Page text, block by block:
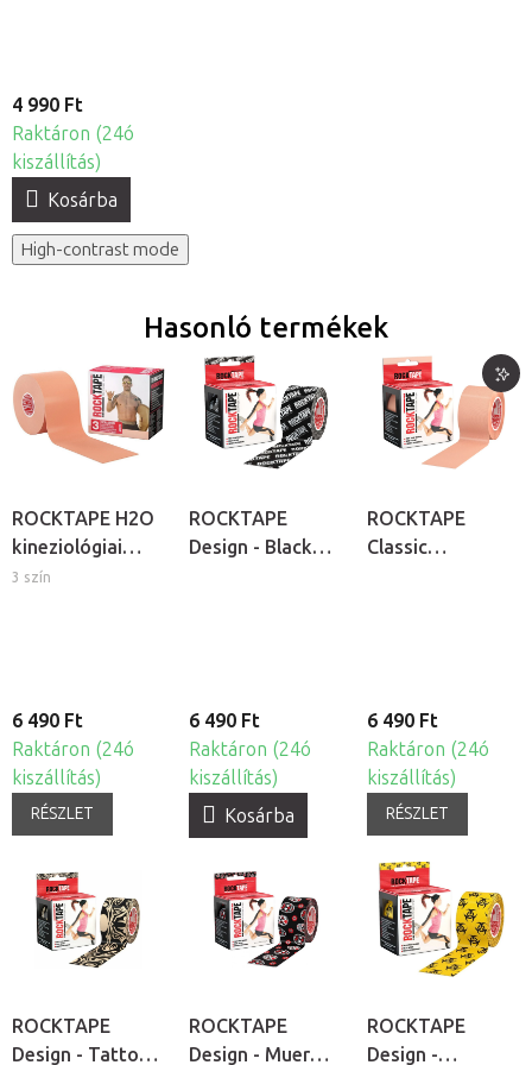
4 990 Ft
Raktáron (24ó
kiszállítás)
Kosárba
High-contrast mode
Hasonló termékek
ROCKTAPE H2O
kineziológiai
tapasz
3 szín
6 490 Ft
Raktáron (24ó
kiszállítás)
RÉSZLET
ROCKTAPE
Design - Black
6 490 Ft
Raktáron (24ó
kiszállítás)
Kosárba
ROCKTAPE
Classic
6 490 Ft
Raktáron (24ó
kiszállítás)
RÉSZLET
ROCKTAPE
Design - Tattoo
ROCKTAPE
Design - Muer
ROCKTAPE
Design -